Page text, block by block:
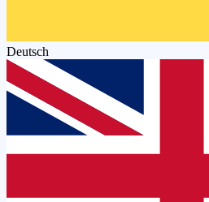
Deutsch